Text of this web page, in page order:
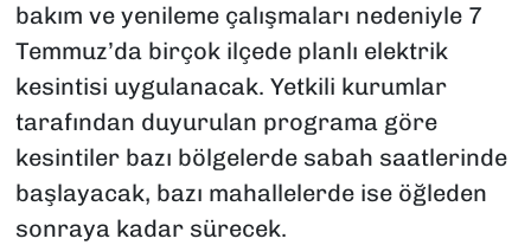
bakım ve yenileme çalışmaları nedeniyle 7
Temmuz’da birçok ilçede planlı elektrik
kesintisi uygulanacak. Yetkili kurumlar
tarafından duyurulan programa göre
kesintiler bazı bölgelerde sabah saatlerinde
başlayacak, bazı mahallelerde ise öğleden
sonraya kadar sürecek.